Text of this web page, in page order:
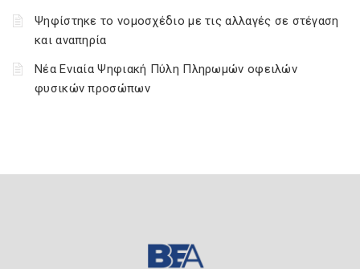
Ψηφίστηκε το νομοσχέδιο με τις αλλαγές σε στέγαση
και αναπηρία
Νέα Ενιαία Ψηφιακή Πύλη Πληρωμών οφειλών
φυσικών προσώπων